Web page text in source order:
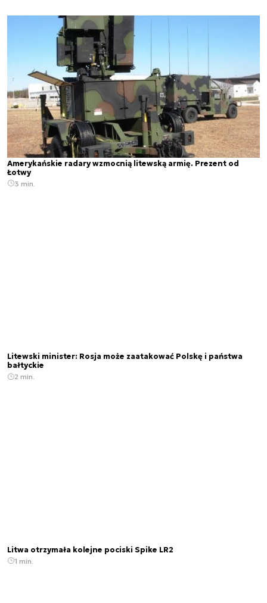
Amerykańskie radary wzmocnią litewską armię. Prezent od
Łotwy
3 min.
Litewski minister: Rosja może zaatakować Polskę i państwa
bałtyckie
2 min.
Litwa otrzymała kolejne pociski Spike LR2
1 min.